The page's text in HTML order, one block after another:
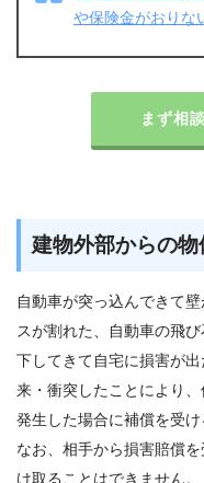
や保険金がおりな
まず相
建物外部からの
自動車が突っ込んできて
スが割れた、自動車の飛
下してきて自宅に損害が
来・衝突したことにより
発生した場合に補償を受け
なお、相手から損害賠償
け取ることはできません。